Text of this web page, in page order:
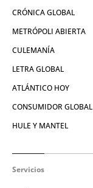
CRÓNICA GLOBAL
METRÓPOLI ABIERTA
CULEMANÍA
LETRA GLOBAL
ATLÁNTICO HOY
CONSUMIDOR GLOBAL
HULE Y MANTEL
Servicios